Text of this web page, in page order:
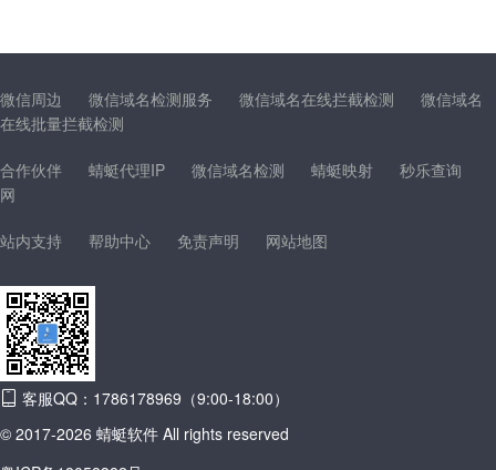
微信周边 微信域名检测服务 微信域名在线拦截检测
微信域名
在线批量拦截检测
合作伙伴 蜻蜓代理IP 微信域名检测 蜻蜓映射
秒乐查询
网
站内支持 帮助中心 免责声明 网站地图
客服QQ：1786178969（9:00-18:00）
© 2017-2026 蜻蜓软件 All rights reserved